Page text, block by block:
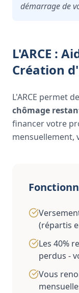
démarrage de
L'ARCE :
Création
L'ARCE permet de
chômage
financer votre
mensuellement,
(répartis
Les 40%
perdus -
Vous